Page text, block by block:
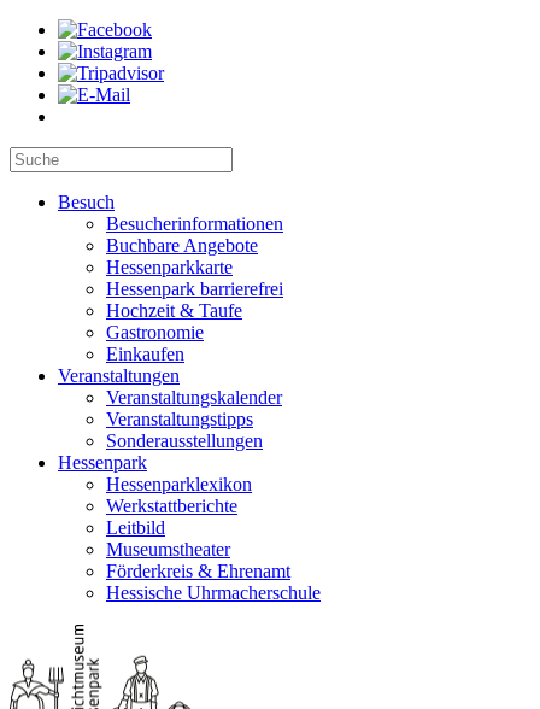
Besuch
Besucherinformationen
Buchbare Angebote
Hessenparkkarte
Hessenpark barrierefrei
Hochzeit & Taufe
Gastronomie
Einkaufen
Veranstaltungen
Veranstaltungskalender
Veranstaltungstipps
Sonderausstellungen
Hessenpark
Hessenparklexikon
Werkstattberichte
Leitbild
Museumstheater
Förderkreis & Ehrenamt
Hessische Uhrmacherschule